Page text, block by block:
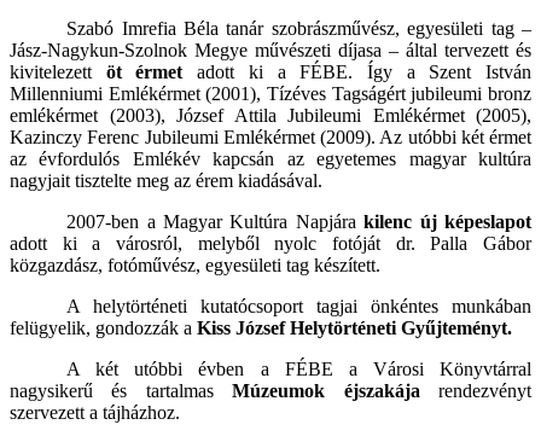
Szabó Imrefia Béla tanár szobrászművész, egyesületi tag –
Jász-Nagykun-Szolnok Megye művészeti díjasa – által tervezett és
kivitelezett öt érmet adott ki a FÉBE. Így a Szent István
Millenniumi Emlékérmet (2001), Tízéves Tagságért jubileumi bronz
emlékérmet (2003), József Attila Jubileumi Emlékérmet (2005),
Kazinczy Ferenc Jubileumi Emlékérmet (2009). Az utóbbi két érmet
az évfordulós Emlékév kapcsán az egyetemes magyar kultúra
nagyjait tisztelte meg az érem kiadásával.
2007-ben a Magyar Kultúra Napjárakilenc új képeslapot
adott ki a városról, melyből nyolc fotóját dr. Palla Gábor
közgazdász, fotóművész, egyesületi tag készített.
A helytörténeti kutatócsoport tagjai önkéntes munkában
felügyelik, gondozzák a Kiss József Helytörténeti Gyűjteményt.
A két utóbbi évben a FÉBE a Városi Könyvtárral
nagysikerű és tartalmasMúzeumok éjszakája rendezvényt
szervezett a tájházhoz.